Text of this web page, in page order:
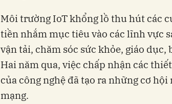
Môi trường IoT khổng lồ thu hút các
tiền nhắm mục tiêu vào các lĩnh vực
vận tải, chăm sóc sức khỏe, giáo
Hai năm qua, việc chấp nhận các
của công nghệ đã tạo ra những cơ
mạng.